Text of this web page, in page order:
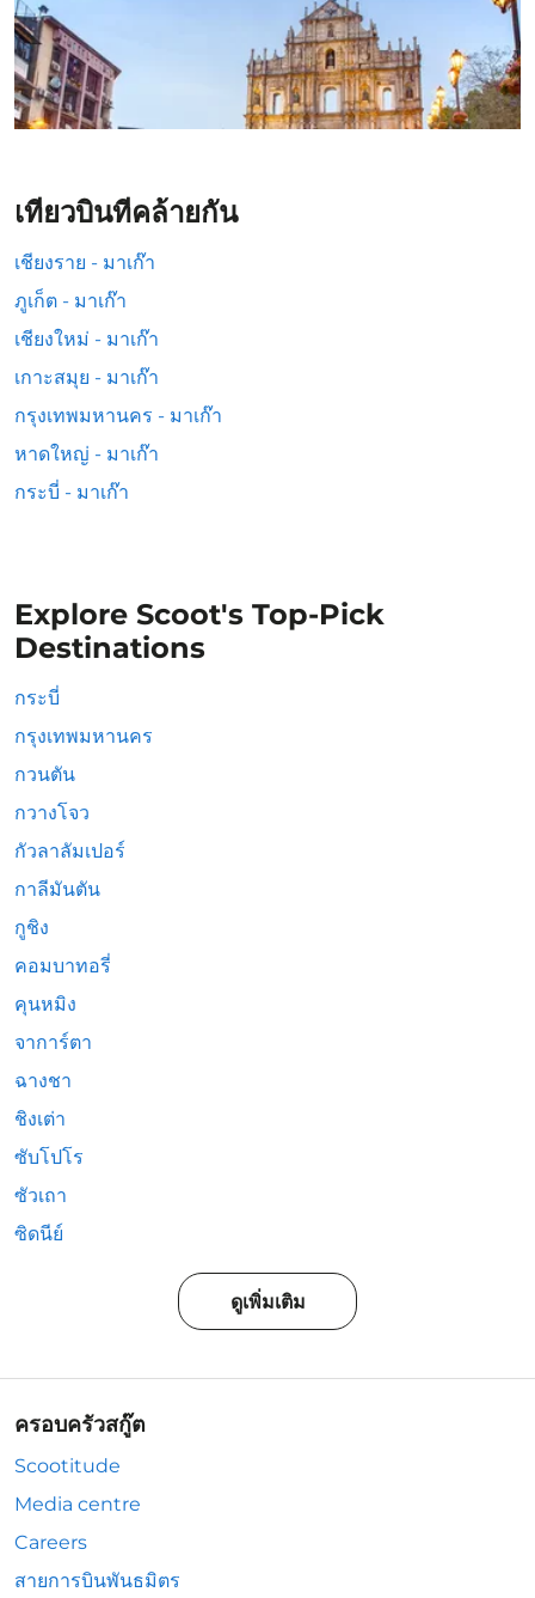
เที่ยวบินที่คล้ายกัน
เชียงราย - มาเก๊า
ภูเก็ต - มาเก๊า
เชียงใหม่ - มาเก๊า
เกาะสมุย - มาเก๊า
กรุงเทพมหานคร - มาเก๊า
หาดใหญ่ - มาเก๊า
กระบี่ - มาเก๊า
Explore Scoot's Top-Pick
Destinations
กระบี่
กรุงเทพมหานคร
กวนตัน
กวางโจว
กัวลาลัมเปอร์
กาลีมันตัน
กูชิง
คอมบาทอรี่
คุนหมิง
จาการ์ตา
ฉางชา
ชิงเต่า
ซับโปโร
ซัวเถา
ซิดนีย์
ดูเพิ่มเติม
ครอบครัวสกู๊ต
Scootitude
Media centre
Careers
สายการบินพันธมิตร